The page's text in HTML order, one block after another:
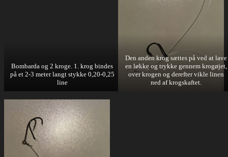
Bombarda og 2 kroge. 1. krog bindes
på et 2-3 meter langt stykke 0,20-0,25
line
Den anden krog sættes på ved at lave
en løkke og trykke gennem krogøjet,
over krogen og derefter vikle linen
ned af krogskaftet.